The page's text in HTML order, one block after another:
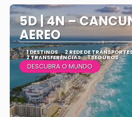
5D | 4N –
AEREO
1 DESTINOS 2 REDE DE
2 TRANSFERÊNCIAS 1 SEGUROS
DESCUBRA O MUNDO